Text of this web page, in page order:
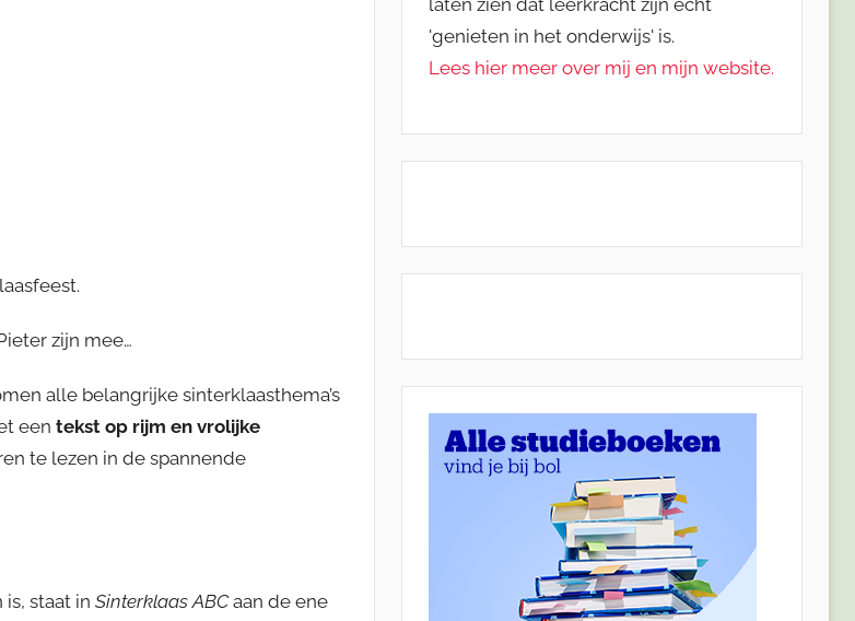
zijn mee…
alle belangrijke sinterklaasthema’s
een tekst op rijm en vrolijke
te lezen in de spannende
is, staat in Sinterklaas ABCaan de ene
'genieten in het onderwijs' is.
Lees hier meer over mij en mijn website.